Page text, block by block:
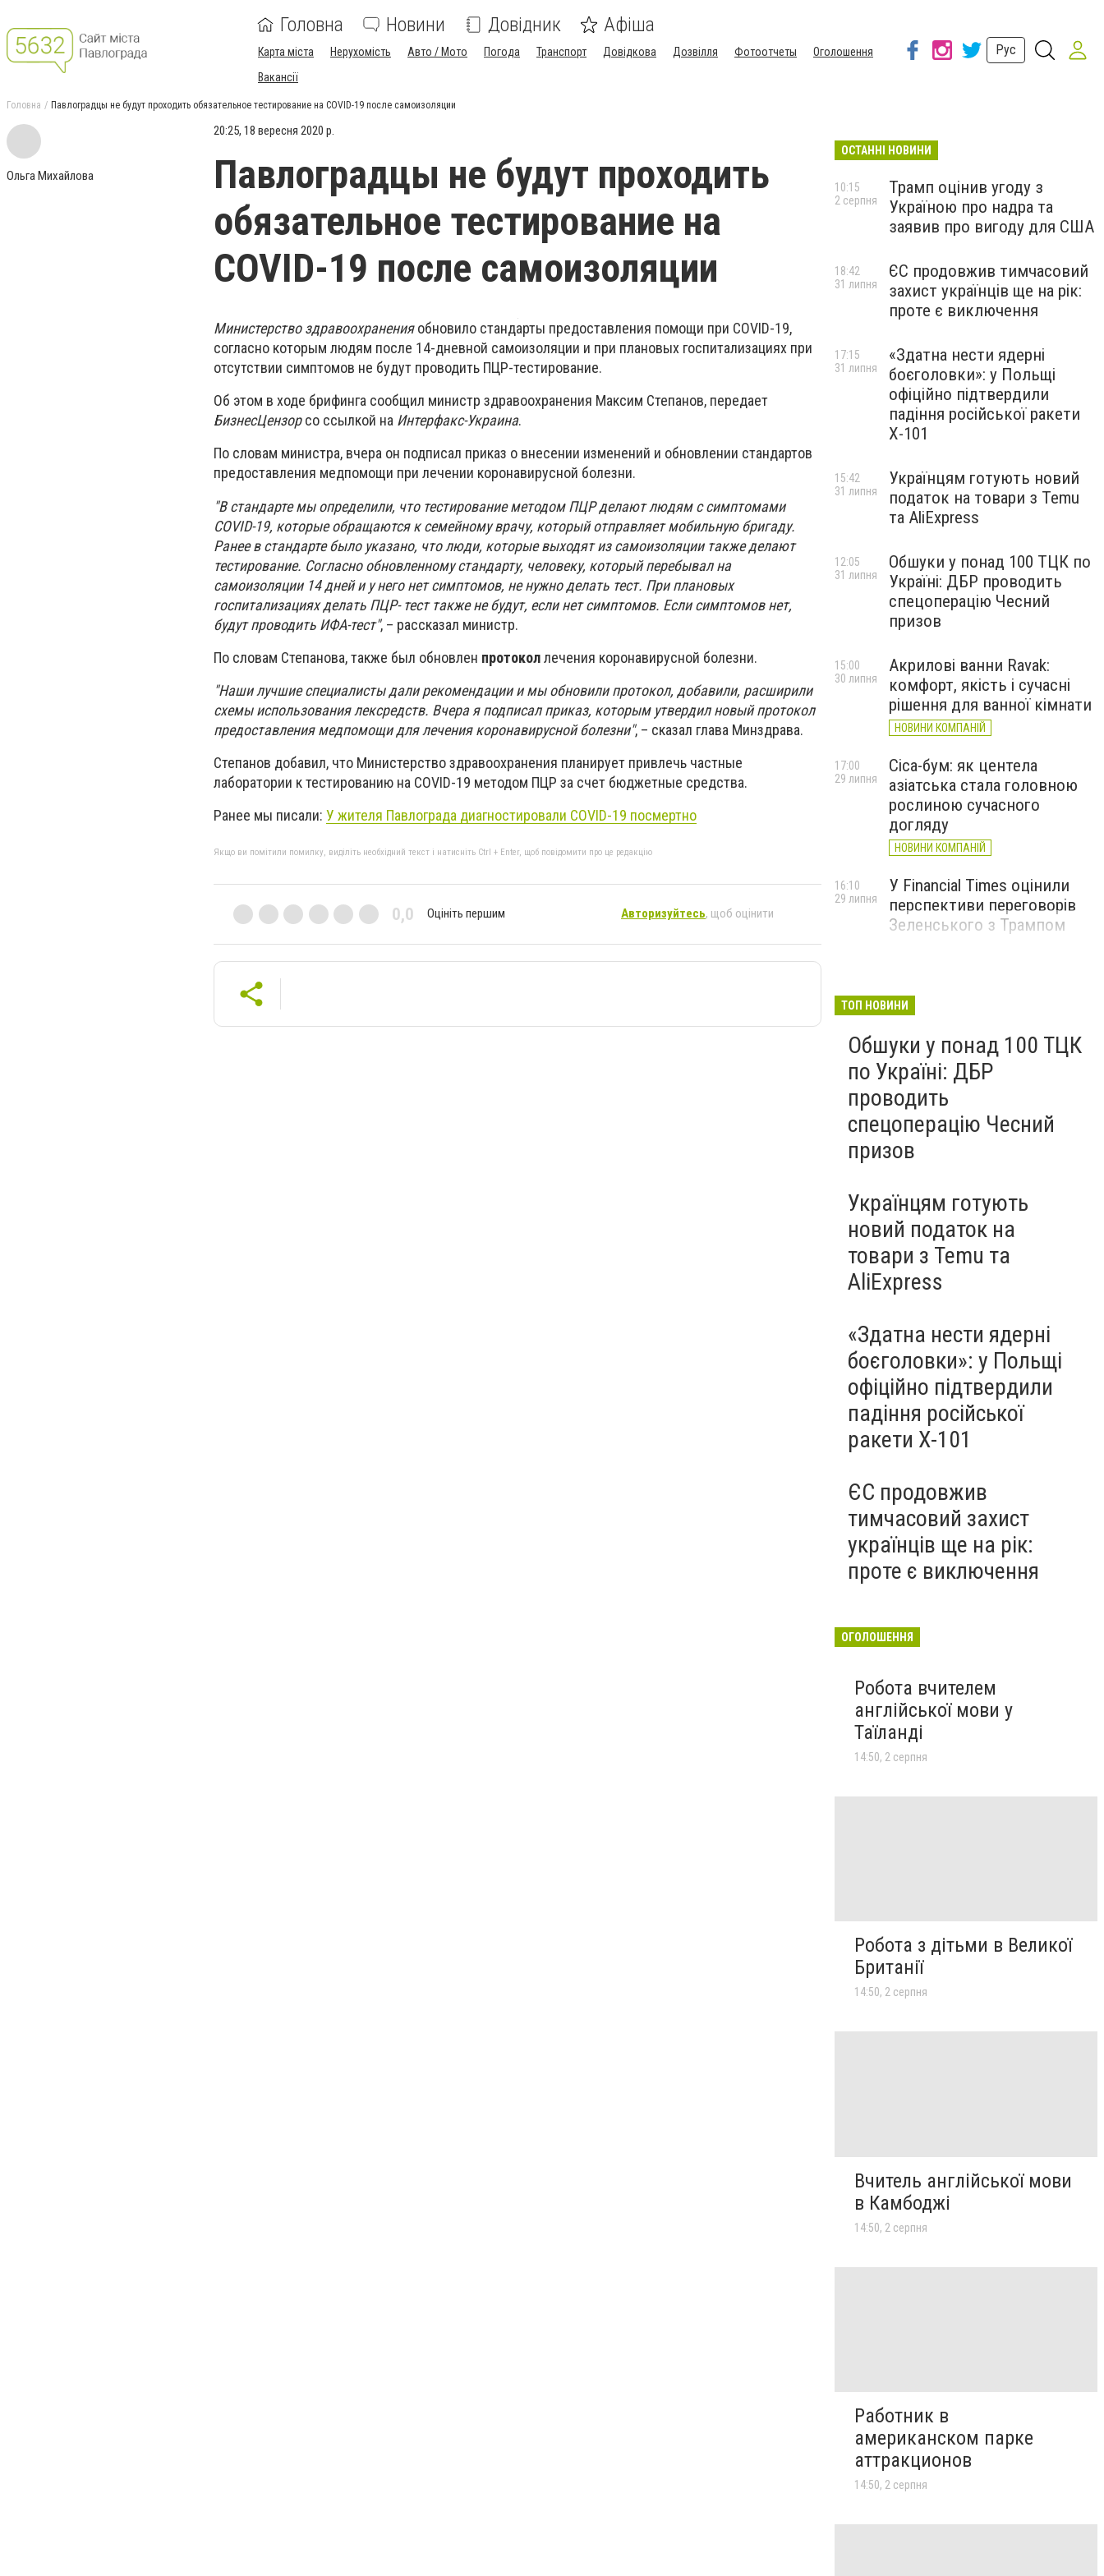
Головна Новини Довідник Афіша
Карта міста Нерухомість Авто / Мото Погода Транспорт Довідкова Дозвілля Фотоотчеты
Оголошення
Вакансії
Рус
Головна Павлоградцы не будут проходить обязательное тестирование на COVID-19 после самоизоляции
Ольга Михайлова
20:25, 18 вересня 2020 р.
Павлоградцы не будут проходить
обязательное тестирование на
COVID-19 после самоизоляции
Министерство здравоохраненияобновило стандарты предоставления помощи при COVID-19,
согласно которым людям после 14-дневной самоизоляции и при плановых госпитализациях при
отсутствии симптомов не будут проводить ПЦР-тестирование.
Об этом в ходе брифинга сообщил министр здравоохранения Максим Степанов, передает
БизнесЦензорсо ссылкой на Интерфакс-Украина.
По словам министра, вчера он подписал приказ о внесении изменений и обновлении стандартов
предоставления медпомощи при лечении коронавирусной болезни.
"В стандарте мы определили, что тестирование методом ПЦР делают людям с симптомами
COVID-19, которые обращаются к семейному врачу, который отправляет мобильную бригаду.
Ранее в стандарте было указано, что люди, которые выходят из самоизоляции также делают
тестирование. Согласно обновленному стандарту, человеку, который перебывал на
самоизоляции 14 дней и у него нет симптомов, не нужно делать тест. При плановых
госпитализациях делать ПЦР- тест также не будут, если нет симптомов. Если симптомов нет,
будут проводить ИФА-тест", – рассказал министр.
По словам Степанова, также был обновлен протоколлечения коронавирусной болезни.
"Наши лучшие специалисты дали рекомендации и мы обновили протокол, добавили, расширили
схемы использования лексредств. Вчера я подписал приказ, которым утвердил новый протокол
предоставления медпомощи для лечения коронавирусной болезни", – сказал глава Минздрава.
Степанов добавил, что Министерство здравоохранения планирует привлечь частные
лаборатории к тестированию на COVID-19 методом ПЦР за счет бюджетные средства.
Ранее мы писали: У жителя Павлограда диагностировали COVID-19 посмертно
Якщо ви помітили помилку, виділіть необхідний текст і натисніть Ctrl + Enter, щоб повідомити про це редакцію
0,0 Оцініть першим Авторизуйтесь, щоб оцінити
ОСТАННІ НОВИНИ
Трамп оцінив угоду з
Україною про надра та
заявив про вигоду для США
10:15
2 серпня
ЄС продовжив тимчасовий
захист українців ще на рік:
проте є виключення
18:42
31 липня
«Здатна нести ядерні
боєголовки»: у Польщі
офіційно підтвердили
падіння російської ракети
Х-101
17:15
31 липня
Українцям готують новий
податок на товари з Temu
та AliExpress
15:42
31 липня
Обшуки у понад 100 ТЦК по
Україні: ДБР проводить
спецоперацію Чесний
призов
12:05
31 липня
Акрилові ванни Ravak:
комфорт, якість і сучасні
рішення для ванної кімнати
НОВИНИ КОМПАНІЙ
15:00
30 липня
Cica-бум: як центела
азіатська стала головною
рослиною сучасного
догляду
НОВИНИ КОМПАНІЙ
17:00
29 липня
У Financial Times оцінили
перспективи переговорів
Зеленського з Трампом
16:10
29 липня
ТОП НОВИНИ
Обшуки у понад 100 ТЦК
по Україні: ДБР
проводить
спецоперацію Чесний
призов
Українцям готують
новий податок на
товари з Temu та
AliExpress
«Здатна нести ядерні
боєголовки»: у Польщі
офіційно підтвердили
падіння російської
ракети Х-101
ЄС продовжив
тимчасовий захист
українців ще на рік:
проте є виключення
ОГОЛОШЕННЯ
Робота вчителем
англійської мови у
Таїланді
14:50, 2 серпня
Робота з дітьми в Великої
Британії
14:50, 2 серпня
Вчитель англійської мови
в Камбоджі
14:50, 2 серпня
Работник в
американском парке
аттракционов
14:50, 2 серпня